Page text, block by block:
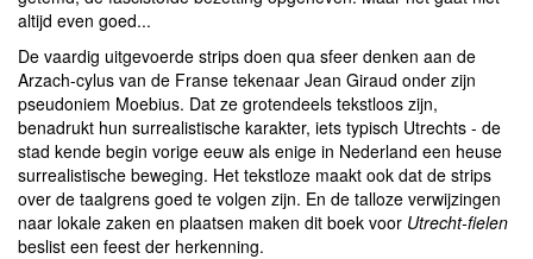
altijd even goed...
De vaardig uitgevoerde strips doen qua sfeer denken aan de
Arzach-cylus van de Franse tekenaar Jean Giraud onder zijn
pseudoniem Moebius. Dat ze grotendeels tekstloos zijn,
benadrukt hun surrealistische karakter, iets typisch Utrechts - de
stad kende begin vorige eeuw als enige in Nederland een heuse
surrealistische beweging. Het tekstloze maakt ook dat de strips
over de taalgrens goed te volgen zijn. En de talloze verwijzingen
naar lokale zaken en plaatsen maken dit boek voor Utrecht-fielen
beslist een feest der herkenning.